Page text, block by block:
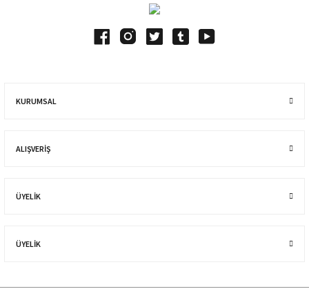
KURUMSAL
ALIŞVERIŞ
ÜYELİK
ÜYELİK